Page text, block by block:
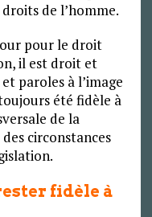
de l’homme.
pour le droit
il est droit et
paroles à l’image
été fidèle à
de la
circonstances
fidèle à